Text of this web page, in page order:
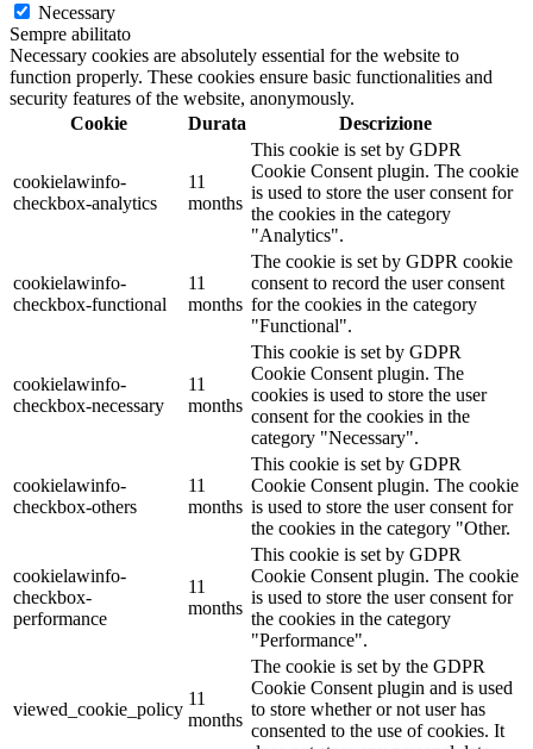
Necessary
Sempre abilitato
Necessary cookies are absolutely essential for the website to
function properly. These cookies ensure basic functionalities and
security features of the website, anonymously.
Cookie
Durata Descrizione
cookielawinfo-
checkbox-analytics
11
months
This cookie is set by GDPR
Cookie Consent plugin. The cookie
is used to store the user consent for
the cookies in the category
"Analytics".
cookielawinfo-
checkbox-functional
11
months
The cookie is set by GDPR cookie
consent to record the user consent
for the cookies in the category
"Functional".
cookielawinfo-
checkbox-necessary
11
months
This cookie is set by GDPR
Cookie Consent plugin. The
cookies is used to store the user
consent for the cookies in the
category "Necessary".
cookielawinfo-
checkbox-others
11
months
This cookie is set by GDPR
Cookie Consent plugin. The cookie
is used to store the user consent for
the cookies in the category "Other.
cookielawinfo-
checkbox-
performance
11
months
This cookie is set by GDPR
Cookie Consent plugin. The cookie
is used to store the user consent for
the cookies in the category
"Performance".
viewed_cookie_policy
11
months
The cookie is set by the GDPR
Cookie Consent plugin and is used
to store whether or not user has
consented to the use of cookies. It